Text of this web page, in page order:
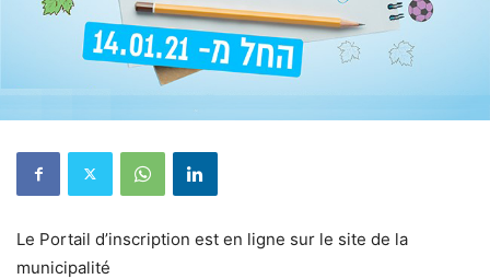
Le Portail d’inscription est en ligne sur le site de la
municipalité